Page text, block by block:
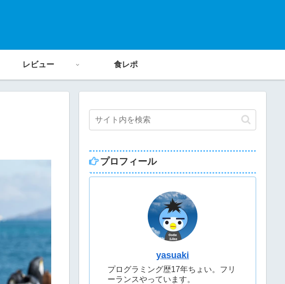
レビュー 食レポ
プロフィール
yasuaki
プログラミング歴17年ちょい。フリ
ーランスやっています。